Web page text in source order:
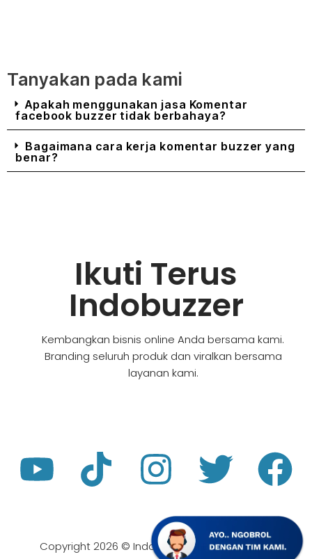
Tanyakan pada kami
Apakah menggunakan jasa Komentar
facebook buzzer tidak berbahaya?
Bagaimana cara kerja komentar buzzer yang
benar?
Ikuti Terus
Indobuzzer
Kembangkan bisnis online Anda bersama kami.
Branding seluruh produk dan viralkan bersama
layanan kami.
Copyright 2026 © Indobuzzer.id By Zaincodex.